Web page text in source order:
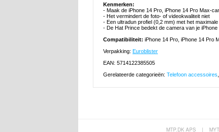
Kenmerken:
- Maak de iPhone 14 Pro, iPhone 14 Pro Max-
- Het vermindert de foto- of videokwaliteit niet
- Een ultradun profiel (0,2 mm) met het
- De Hat Prince bedekt de camera van je
Compatibiliteit: iPhone 14 Pro, iPhone 14 Pro
Verpakking: Euroblister
EAN: 5714122385505
Gerelateerde categorieën: Telefoon accessoires
MTP.DK APS |